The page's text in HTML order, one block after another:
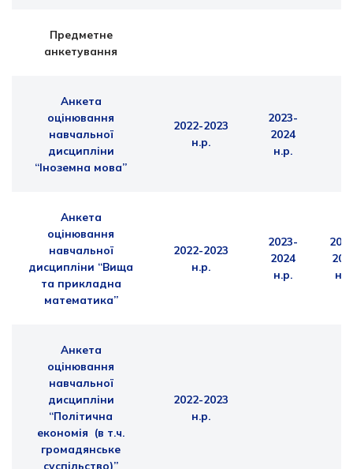
Предметне
анкетування
Анкета
оцінювання
навчальної
дисципліни
“Іноземна мова”
2022-2023
н.р.
2023-
2024
н.р.
Анкета
оцінювання
навчальної
дисципліни “Вища
та прикладна
математика”
2022-2023
н.р.
2023-
2024
н.р.
н.р.
Анкета
оцінювання
навчальної
дисципліни
“Політична
економія (в т.ч.
громадянське
суспільство)”
2022-2023
н.р.